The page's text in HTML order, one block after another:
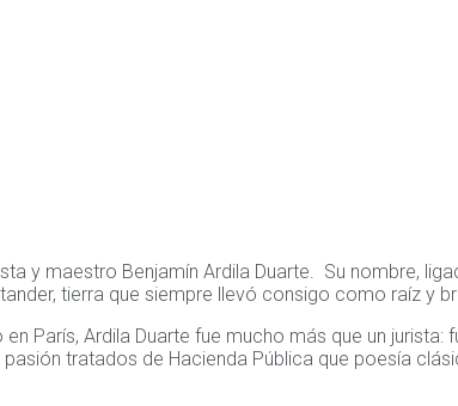
y maestro Benjamín Ardila Duarte. Su nombre,
tierra que siempre llevó consigo como raíz y
París, Ardila Duarte fue mucho más que un jurista:
tratados de Hacienda Pública que poesía